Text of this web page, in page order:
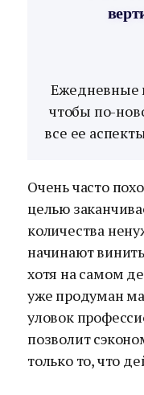
Ежедневные
чтобы по-
все ее
Очень часто
целью
количества
начинают
хотя на самом
уже продуман
уловок
позволит
только то, что